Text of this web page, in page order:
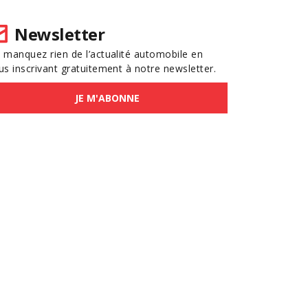
Newsletter
manquez rien de l’actualité automobile en
inscrivant gratuitement à notre newsletter.
JE M'ABONNE